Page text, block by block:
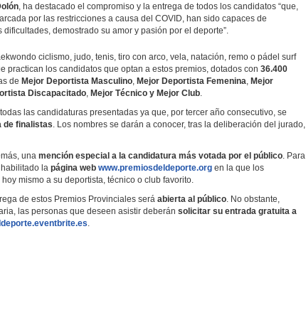
, ha destacado el compromiso y la entrega de todos los candidatos “que,
por las restricciones a causa del COVID, han sido capaces de
demostrado su amor y pasión por el deporte”.
ciclismo, judo, tenis, tiro con arco, vela, natación, remo o pádel surf
practican los candidatos que optan a estos premios, dotados con 36.400
de Mejor Deportista Masculino, Mejor Deportista Femenina, Mejor
Discapacitado, Mejor Técnico y Mejor Club.
las candidaturas presentadas ya que, por tercer año consecutivo, se
de finalistas. Los nombres se darán a conocer, tras la deliberación del jurado,
una mención especial a la candidatura más votada por el público. Para
la página web www.premiosdeldeporte.org en la que los
mismo a su deportista, técnico o club favorito.
de estos Premios Provinciales será abierta al público. No obstante,
las personas que deseen asistir deberán solicitar su entrada gratuita a
.